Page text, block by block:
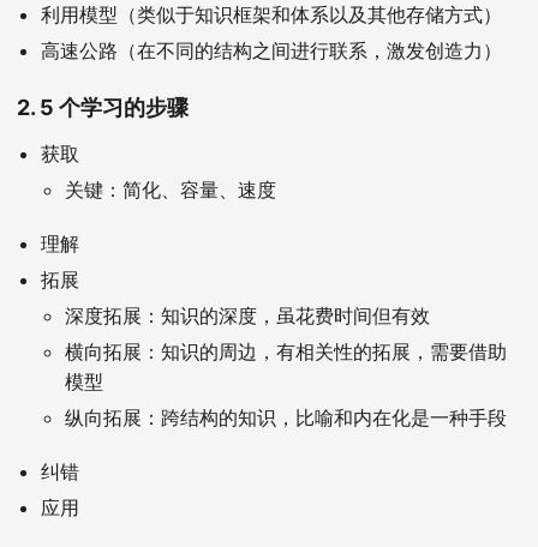
利用模型（类似于知识框架和体系以及其他存储方式）
高速公路（在不同的结构之间进行联系，激发创造力）
2. 5 个学习的步骤
获取
关键：简化、容量、速度
理解
拓展
深度拓展：知识的深度，虽花费时间但有效
横向拓展：知识的周边，有相关性的拓展，需要借助
模型
纵向拓展：跨结构的知识，比喻和内在化是一种手段
纠错
应用